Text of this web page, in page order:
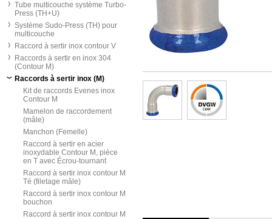
Tube multicouche système Turbo-
Press (TH+U)
Système Sudo-Press (TH) pour
multicouche
Raccord à sertir inox contour V
Raccords à sertir en inox 304
(Contour M)
Raccords à sertir inox (M)
Kit de raccords Evenes inox
Contour M
Mamelon de raccordement
(mâle)
Manchon (Femelle)
Raccord à sertir en acier
inoxydable Contour M, pièce
en T avec Écrou-tournant
Raccord à sertir inox contour M
Té (filetage mâle)
Raccord à sertir inox contour M
bouchon
Raccord à sertir inox contour M